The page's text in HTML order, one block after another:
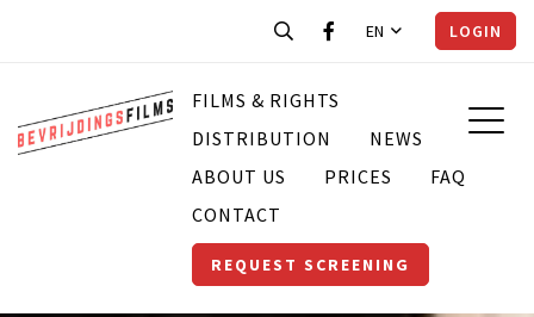
EN LOGIN
FILMS & RIGHTS
DISTRIBUTION
NEWS
ABOUT US
PRICES
FAQ
CONTACT
REQUEST SCREENING